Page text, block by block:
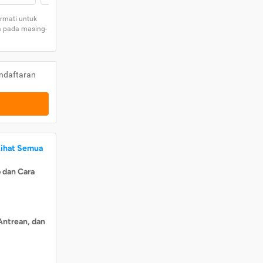
untuk
pada masing-
Semua
Cara
dan